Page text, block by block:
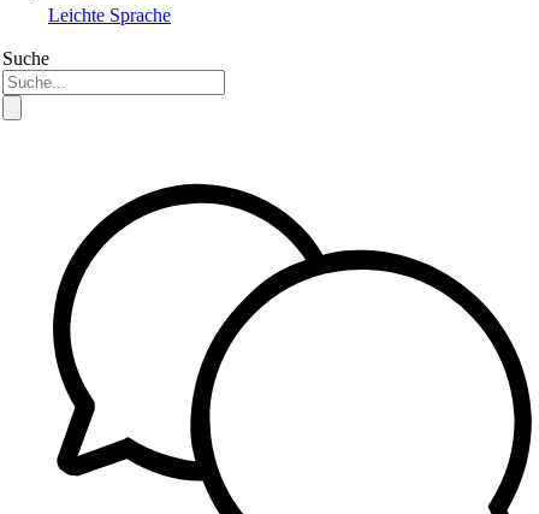
Leichte Sprache
Suche